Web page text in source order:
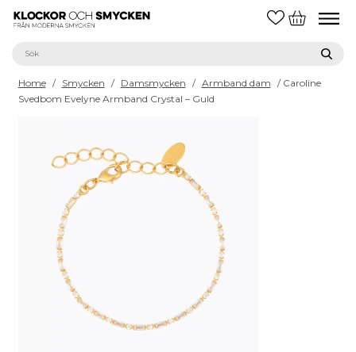
Home / Smycken / Damsmycken / Armband dam / Caroline
Svedbom Evelyne Armband Crystal – Guld